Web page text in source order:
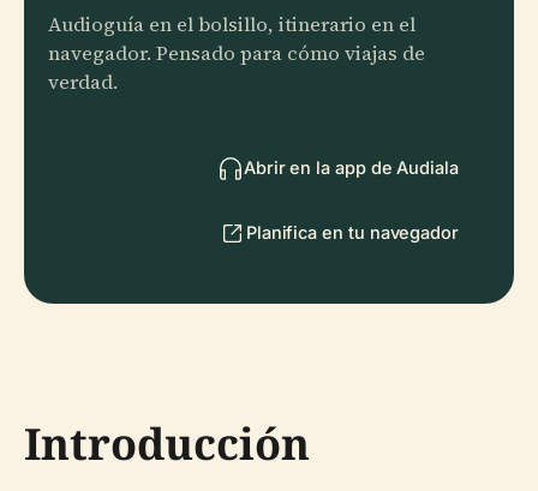
Audioguía en el bolsillo, itinerario en el
navegador. Pensado para cómo viajas de
verdad.
Abrir en la app de Audiala
Planifica en tu navegador
Introducción